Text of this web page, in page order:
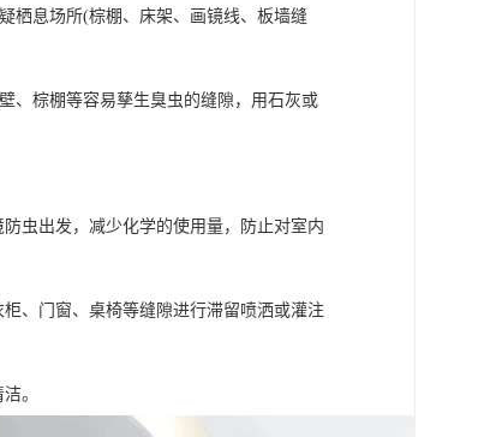
栖息场所(棕棚、床架、画镜线、板墙缝
、棕棚等容易孳生臭虫的缝隙，用石灰或
虫出发，减少化学的使用量，防止对室内
、门窗、桌椅等缝隙进行滞留喷洒或灌注
。